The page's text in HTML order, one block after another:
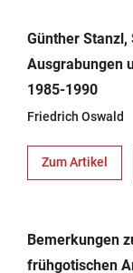
Günther Stanzl,
Ausgrabungen
1985-1990
Frie­drich Oswald
Zum Artikel
Bemerkungen
frühgotischen